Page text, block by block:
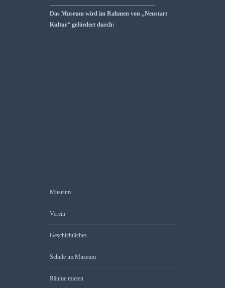
Das Museum wird im Rahmen von „Neustart
Kultur“ gefördert durch:
Museum
Verein
Geschichtliches
Schule im Museum
Räume mieten